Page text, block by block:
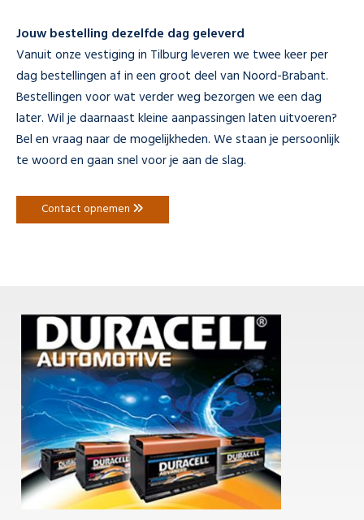
Jouw bestelling dezelfde dag geleverd
Vanuit onze vestiging in Tilburg leveren we twee keer per
dag bestellingen af in een groot deel van Noord-Brabant.
Bestellingen voor wat verder weg bezorgen we een dag
later. Wil je daarnaast kleine aanpassingen laten uitvoeren?
Bel en vraag naar de mogelijkheden. We staan je persoonlijk
te woord en gaan snel voor je aan de slag.
Contact opnemen